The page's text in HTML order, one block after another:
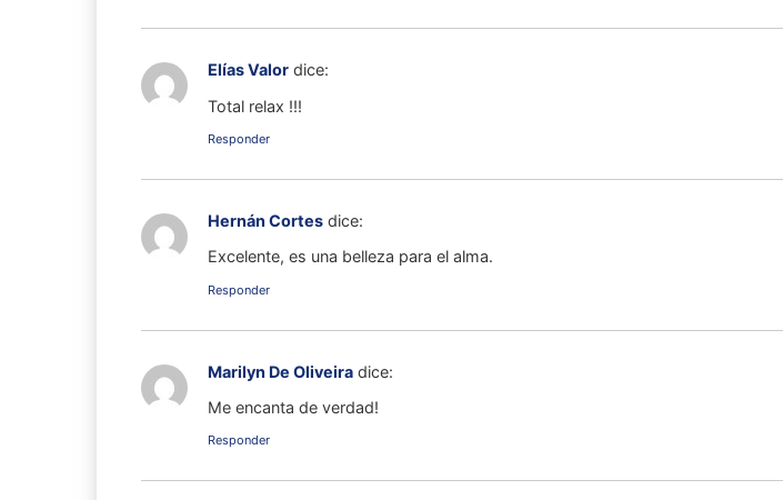
Elías Valor dice:
Total relax !!!
Responder
Hernán Cortes dice:
Excelente, es una belleza para el alma.
Responder
Marilyn De Oliveira dice:
Me encanta de verdad!
Responder